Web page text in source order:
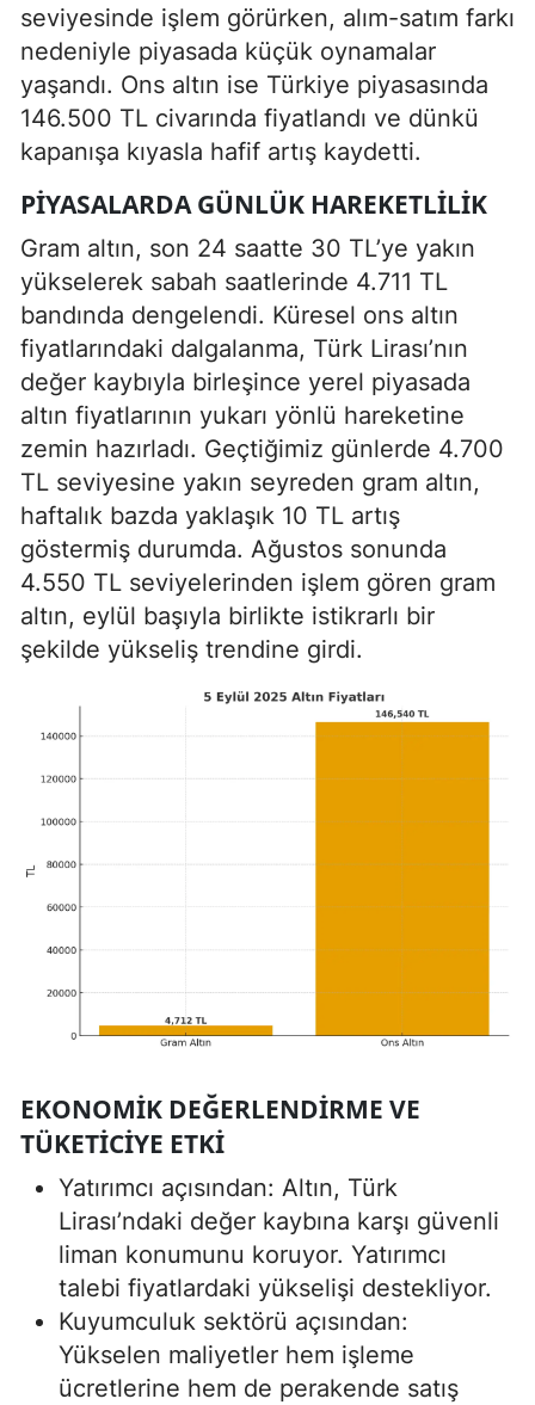
seviyesinde işlem görürken, alım-satım farkı
nedeniyle piyasada küçük oynamalar
yaşandı. Ons altın ise Türkiye piyasasında
146.500 TL civarında fiyatlandı ve dünkü
kapanışa kıyasla hafif artış kaydetti.
PIYASALARDA GÜNLÜK HAREKETLILIK
Gram altın, son 24 saatte 30 TL’ye yakın
yükselerek sabah saatlerinde 4.711 TL
bandında dengelendi. Küresel ons altın
fiyatlarındaki dalgalanma, Türk Lirası’nın
değer kaybıyla birleşince yerel piyasada
altın fiyatlarının yukarı yönlü hareketine
zemin hazırladı. Geçtiğimiz günlerde 4.700
TL seviyesine yakın seyreden gram altın,
haftalık bazda yaklaşık 10 TL artış
göstermiş durumda. Ağustos sonunda
4.550 TL seviyelerinden işlem gören gram
altın, eylül başıyla birlikte istikrarlı bir
şekilde yükseliş trendine girdi.
EKONOMIK DEĞERLENDIRME VE
TÜKETICIYE ETKI
Yatırımcı açısından: Altın, Türk
Lirası’ndaki değer kaybına karşı güvenli
liman konumunu koruyor. Yatırımcı
talebi fiyatlardaki yükselişi destekliyor.
Kuyumculuk sektörü açısından:
Yükselen maliyetler hem işleme
ücretlerine hem de perakende satış